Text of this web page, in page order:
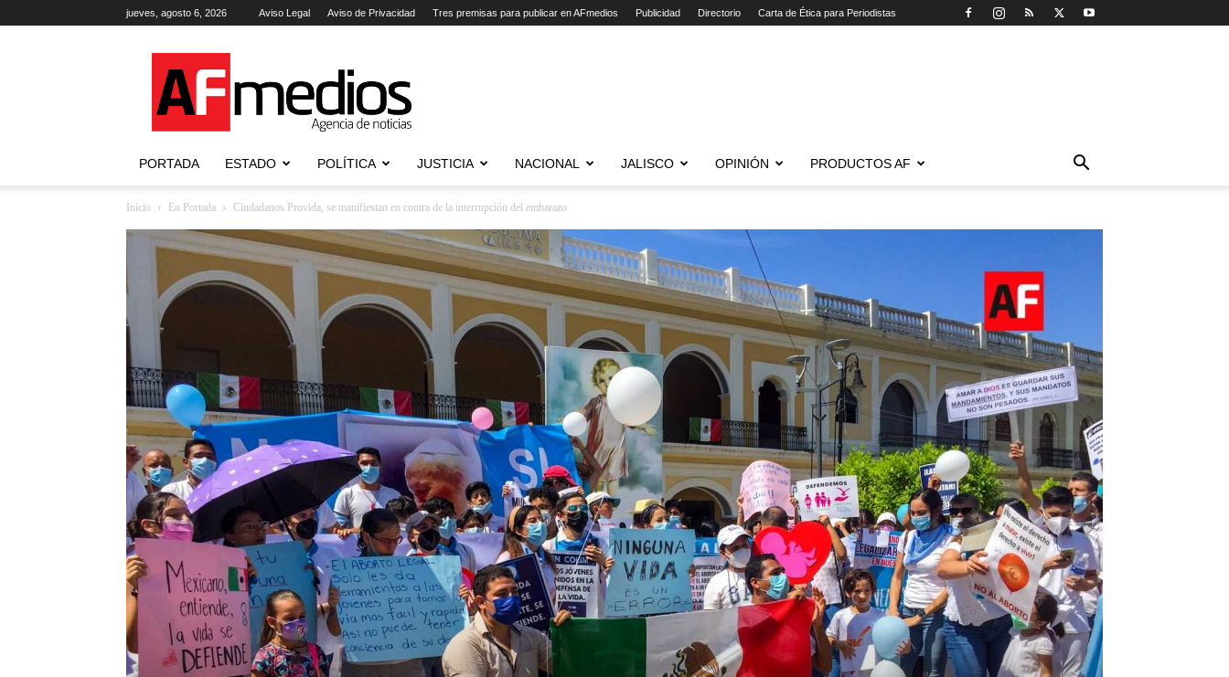
jueves, agosto 6, 2026 Aviso Legal Aviso de Privacidad Tres premisas para publicar en AFmedios Publicidad Directorio Carta de Ética para Periodistas
Agencia
de
Noticias
PORTADA ESTADO POLÍTICA JUSTICIA NACIONAL JALISCO OPINIÓN PRODUCTOS AF
Inicio En Portada Ciudadanos Provida, se manifiestan en contra de la interrupción del embarazo